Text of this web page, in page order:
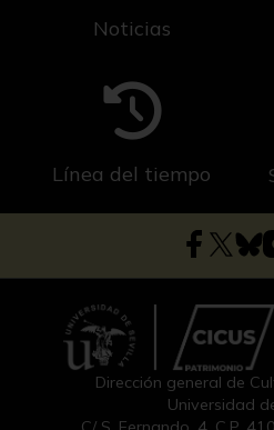
Noticias
Línea del tiempo
Dirección general de
Universidad